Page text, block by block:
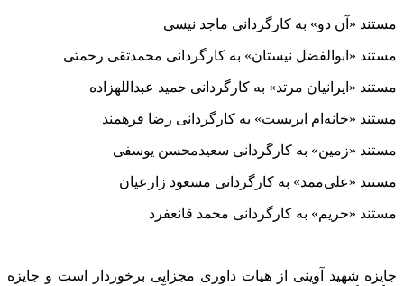
مستند «آن دو» به کارگردانی ماجد نیسی
مستند «ابوالفضل نیستان» به کارگردانی محمدتقی رحمتی
مستند «ایرانیان مرتد» به کارگردانی حمید عبدالله‎زاده
مستند «خانه‌ام ابریست» به کارگردانی رضا فرهمند
مستند «زمین» به کارگردانی سعیدمحسن یوسفی
مستند «علی‌ممد» به کارگردانی مسعود زارعیان
مستند «حریم» به کارگردانی محمد قانع‎فرد
جایزه شهید آوینی از هیات داوری مجزایی برخوردار است و جایزه‌